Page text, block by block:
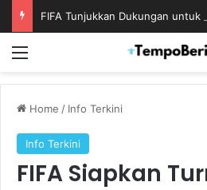
Home / Info Terkini
Info Terkini
FIFA Siapkan